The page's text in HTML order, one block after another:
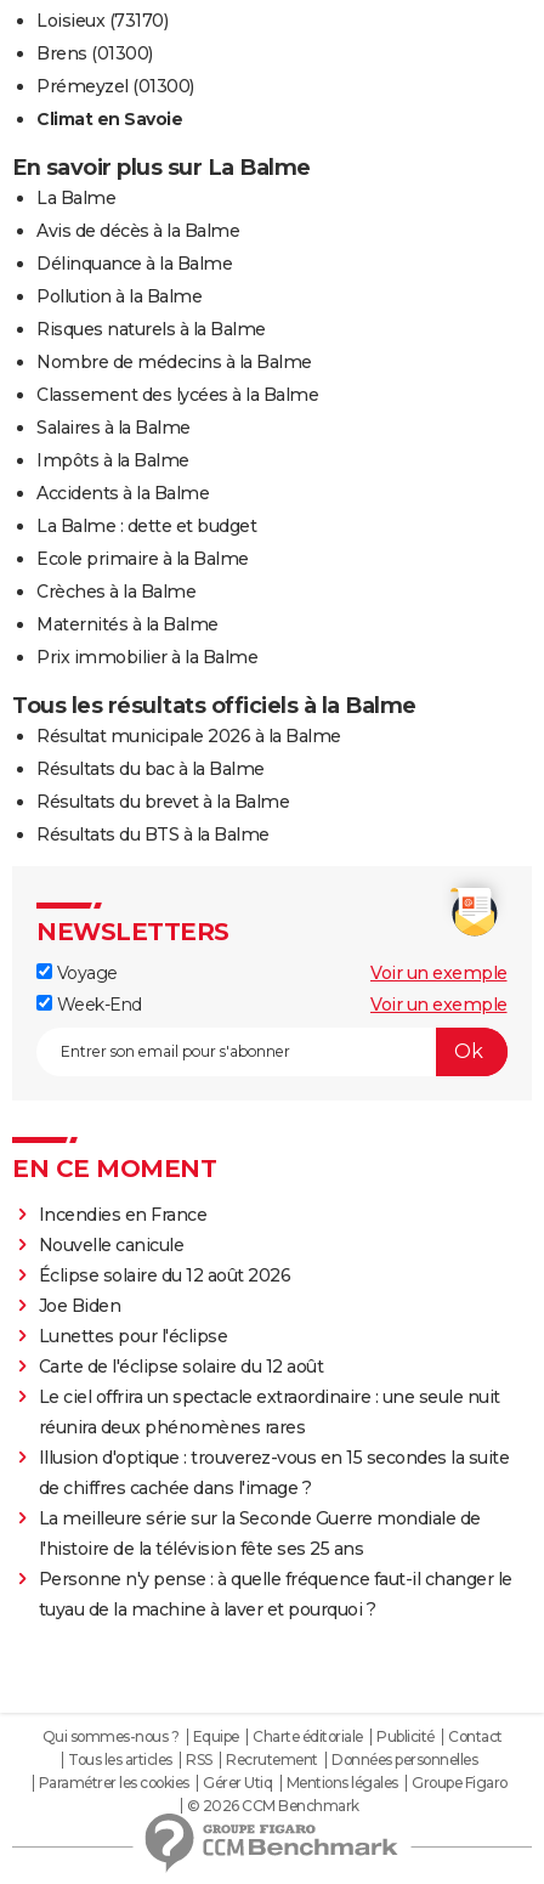
Loisieux (73170)
Brens (01300)
Prémeyzel (01300)
Climat en Savoie
En savoir plus sur La Balme
La Balme
Avis de décès à la Balme
Délinquance à la Balme
Pollution à la Balme
Risques naturels à la Balme
Nombre de médecins à la Balme
Classement des lycées à la Balme
Salaires à la Balme
Impôts à la Balme
Accidents à la Balme
La Balme : dette et budget
Ecole primaire à la Balme
Crèches à la Balme
Maternités à la Balme
Prix immobilier à la Balme
Tous les résultats officiels à la Balme
Résultat municipale 2026 à la Balme
Résultats du bac à la Balme
Résultats du brevet à la Balme
Résultats du BTS à la Balme
NEWSLETTERS
Voyage
Voir un exemple
Week-End
Voir un exemple
EN CE MOMENT
Incendies en France
Nouvelle canicule
Éclipse solaire du 12 août 2026
Joe Biden
Lunettes pour l'éclipse
Carte de l'éclipse solaire du 12 août
Le ciel offrira un spectacle extraordinaire : une seule nuit
réunira deux phénomènes rares
Illusion d'optique : trouverez-vous en 15 secondes la suite
de chiffres cachée dans l'image ?
La meilleure série sur la Seconde Guerre mondiale de
l'histoire de la télévision fête ses 25 ans
Personne n'y pense : à quelle fréquence faut-il changer le
tuyau de la machine à laver et pourquoi ?
Qui sommes-nous ? Equipe Charte éditoriale Publicité
Contact
Tous les articles
RSS Recrutement
Données personnelles
Paramétrer les cookies
Gérer Utiq Mentions légales
Groupe Figaro
© 2026 CCM Benchmark